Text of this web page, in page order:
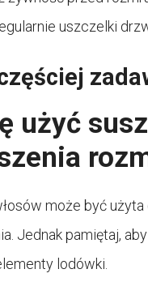
uszczelki
użyć
może być
Jednak pamiętaj,
lodówki.